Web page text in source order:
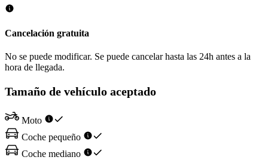
Cancelación gratuita
No se puede modificar. Se puede cancelar hasta las 24h antes a la
hora de llegada.
Tamaño de vehículo aceptado
Moto
Coche pequeño
Coche mediano